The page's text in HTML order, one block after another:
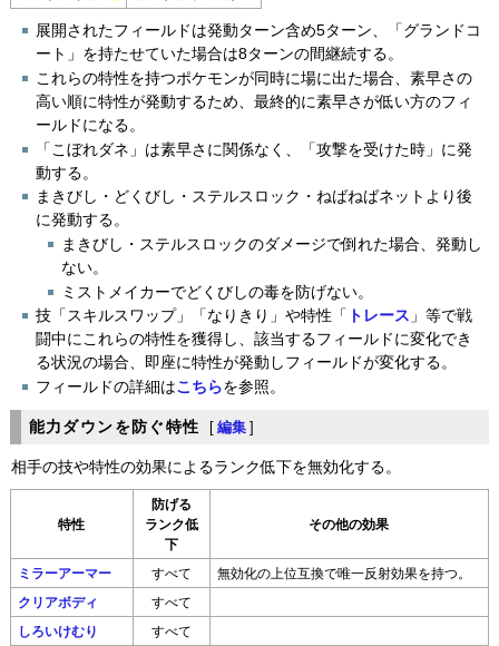
展開されたフィールドは発動ターン含め5ターン、「グランドコ
ート」を持たせていた場合は8ターンの間継続する。
これらの特性を持つポケモンが同時に場に出た場合、素早さの
高い順に特性が発動するため、最終的に素早さが低い方のフィ
ールドになる。
「こぼれダネ」は素早さに関係なく、「攻撃を受けた時」に発
動する。
まきびし・どくびし・ステルスロック・ねばねばネットより後
に発動する。
まきびし・ステルスロックのダメージで倒れた場合、発動し
ない。
ミストメイカーでどくびしの毒を防げない。
技「スキルスワップ」「なりきり」や特性「
トレース 」等で戦
闘中にこれらの特性を獲得し、該当するフィールドに変化でき
る状況の場合、即座に特性が発動しフィールドが変化する。
フィールドの詳細はこちらを参照。
能力ダウンを防ぐ特性 [ 編集 ]
相手の技や特性の効果によるランク低下を無効化する。
特性
防げる
ランク低
下
その他の効果
ミラーアーマー すべて 無効化の上位互換で唯一反射効果を持つ。
クリアボディ すべて
しろいけむり すべて